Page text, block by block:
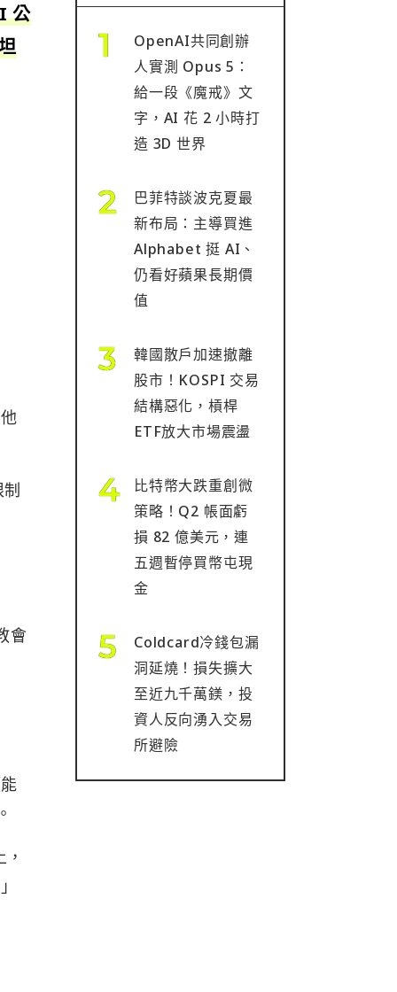
公
會
OpenAI共同創辦
人實測 Opus 5：
給一段《魔戒》文
字，AI 花 2 小時打
造 3D 世界
巴菲特談波克夏最
新布局：主導買進
Alphabet 挺 AI、
仍看好蘋果長期價
值
韓國散戶加速撤離
股市！KOSPI 交易
結構惡化，槓桿
ETF放大市場震盪
比特幣大跌重創微
策略！Q2 帳面虧
損 82 億美元，連
五週暫停買幣屯現
金
Coldcard冷錢包漏
洞延燒！損失擴大
至近九千萬鎂，投
資人反向湧入交易
所避險